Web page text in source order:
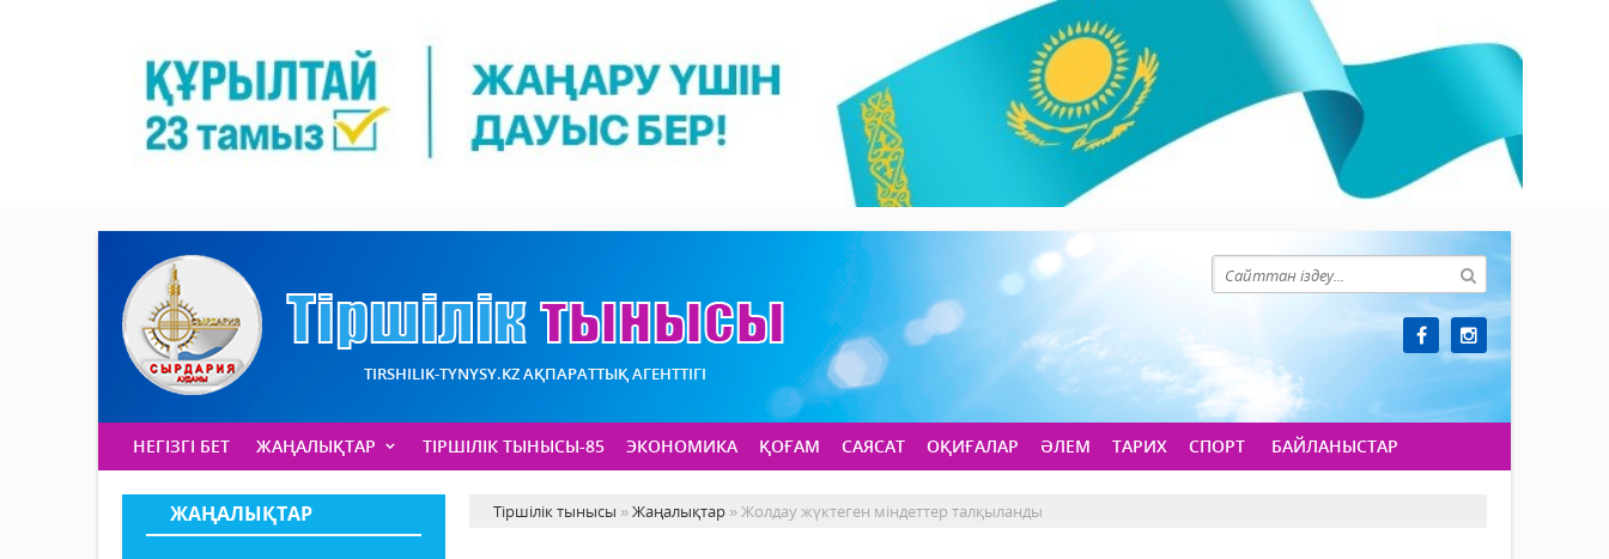
TIRSHILIK-TYNYSY.KZ АҚПАРАТТЫҚ АГЕНТТІГІ
НЕГІЗГІ БЕТ ЖАҢАЛЫҚТАР ТІРШІЛІК ТЫНЫСЫ-85 ЭКОНОМИКА ҚОҒАМ САЯСАТ ОҚИҒАЛАР ӘЛЕМ ТАРИХ СПОРТ БАЙЛАНЫСТАР
ЖАҢАЛЫҚТАР Тіршілік тынысы »Жаңалықтар » Жолдау жүктеген міндеттер талқыланды